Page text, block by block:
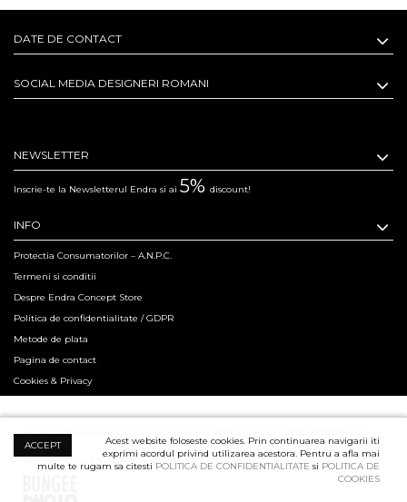
DATE DE CONTACT
SOCIAL MEDIA DESIGNERI ROMANI
NEWSLETTER
Inscrie-te la Newsletterul Endra si ai 5% discount!
INFO
Protectia Consumatorilor – A.N.P.C.
Termeni si conditii
Despre Endra Concept Store
Politica de confidentialitate / GDPR
Metode de plata
Pagina de contact
Cookies & Privacy
Hosted & Powered by Creation Code since 2011. Copyright 2015 ENDRA® All
Rights Reserved. Professional Product Photography Services ensured by
ACCEPT
Acest website foloseste cookies. Prin continuarea navigarii iti
exprimi acordul privind utilizarea acestora. Pentru a afla mai
multe te rugam sa citesti POLITICA DE CONFIDENTIALITATE si POLITICA DE
COOKIES